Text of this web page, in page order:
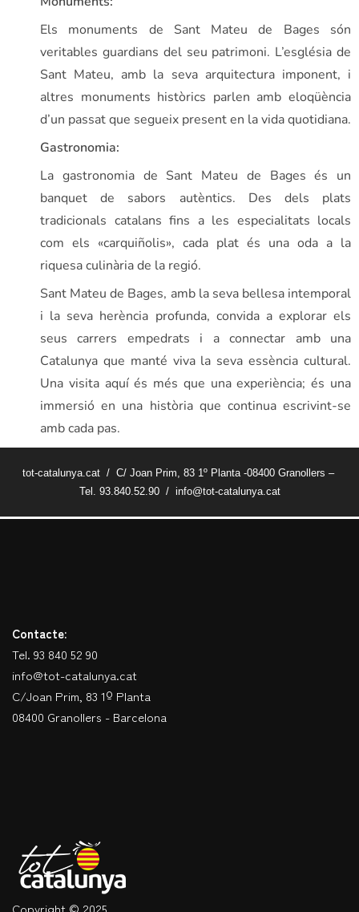
Els monuments de Sant Mateu de Bages són
veritables guardians del seu patrimoni. L’església de
Sant Mateu, amb la seva arquitectura imponent, i
altres monuments històrics parlen amb eloqüència
d’un passat que segueix present en la vida quotidiana.
Gastronomia:
La gastronomia de Sant Mateu de Bages és un
banquet de sabors autèntics. Des dels plats
tradicionals catalans fins a les especialitats locals
com els «carquiñolis», cada plat és una oda a la
riquesa culinària de la regió.
Sant Mateu de Bages, amb la seva bellesa intemporal
i la seva herència profunda, convida a explorar els
seus carrers empedrats i a connectar amb una
Catalunya que manté viva la seva essència cultural.
Una visita aquí és més que una experiència; és una
immersió en una història que continua escrivint-se
amb cada pas.
tot-catalunya.cat / C/ Joan Prim, 83 1º Planta -08400 Granollers –
Tel. 93.840.52.90 / info@tot-catalunya.cat
Contacte:
Tel. 93 840 52 90
info@tot-catalunya.cat
C/Joan Prim, 83 1º Planta
08400 Granollers - Barcelona
Copyright © 2025